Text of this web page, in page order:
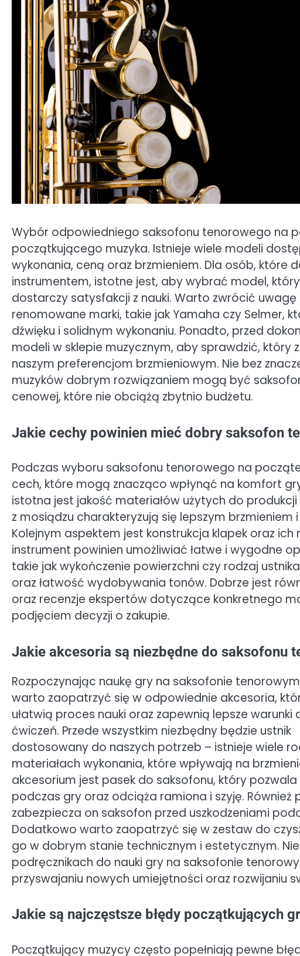
Wybór odpowiedniego saksofonu tenorowego na
początkującego muzyka. Istnieje wiele modeli
wykonania, ceną oraz brzmieniem. Dla osób, które
instrumentem, istotne jest, aby wybrać model,
dostarczy satysfakcji z nauki. Warto zwrócić
renomowane marki, takie jak Yamaha czy Selmer,
dźwięku i solidnym wykonaniu. Ponadto, przed
modeli w sklepie muzycznym, aby sprawdzić, który
naszym preferencjom brzmieniowym. Nie bez
muzyków dobrym rozwiązaniem mogą być
cenowej, które nie obciążą zbytnio budżetu.
Jakie cechy powinien mieć dobry saksofon
Podczas wyboru saksofonu tenorowego na
cech, które mogą znacząco wpłynąć na komfort
istotna jest jakość materiałów użytych do
z mosiądzu charakteryzują się lepszym
Kolejnym aspektem jest konstrukcja klapek oraz
instrument powinien umożliwiać łatwe i wygodne
takie jak wykończenie powierzchni czy rodzaj
oraz łatwość wydobywania tonów. Dobrze jest
oraz recenzje ekspertów dotyczące konkretnego
podjęciem decyzji o zakupie.
Jakie akcesoria są niezbędne do saksofonu
Rozpoczynając naukę gry na saksofonie
warto zaopatrzyć się w odpowiednie akcesoria,
ułatwią proces nauki oraz zapewnią lepsze warunki
ćwiczeń. Przede wszystkim niezbędny będzie ustnik
dostosowany do naszych potrzeb – istnieje wiele
materiałach wykonania, które wpływają na
akcesorium jest pasek do saksofonu, który
podczas gry oraz odciąża ramiona i szyję.
zabezpiecza on saksofon przed uszkodzeniami
Dodatkowo warto zaopatrzyć się w zestaw do
go w dobrym stanie technicznym i estetycznym.
podręcznikach do nauki gry na saksofonie
przyswajaniu nowych umiejętności oraz rozwijaniu
Jakie są najczęstsze błędy początkujących
Początkujący muzycy często popełniają pewne